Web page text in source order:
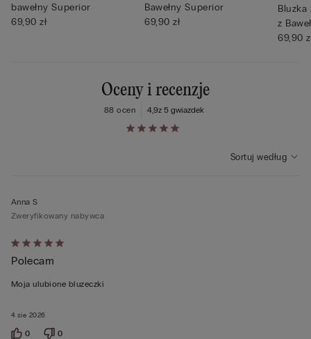
bawełny Superior
69,90 zł
Bawełny Superior
69,90 zł
Bluzka
z
69,90
Oceny i recenzje
4,9z 5 gwiazdek
88 ocen
Sortuj według
Ocena
5
z
4 sie 2026
Anna S
Zweryfikowany nabywca
Polecam
Moja ulubione bluzeczki
0 0